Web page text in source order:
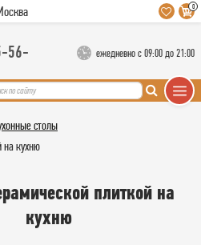
0
56-
ежедневно с 09:00 до 21:00
столы
на кухню
плиткой на
кухню